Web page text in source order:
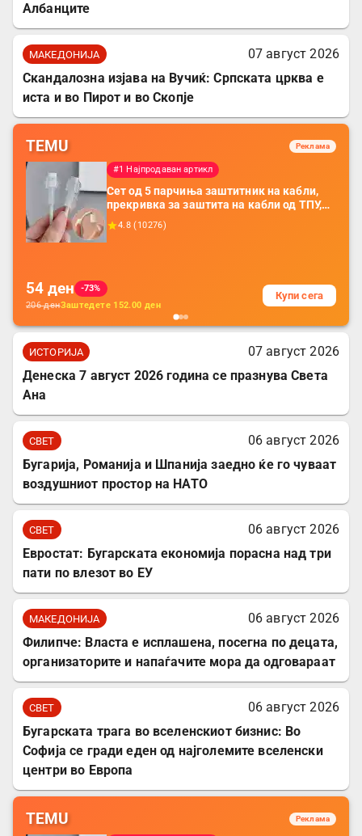
Албанците
МАКЕДОНИЈА
07 август 2026
Скандалозна изјава на Вучиќ: Српската црква е
иста и во Пирот и во Скопје
TEMU Реклама
#1 Најпродаван артикл
Сет од 5 парчиња заштитник на кабли,
прекривка за заштита на кабли од ТПУ,
додатоци за заштита на кабли, без
батерија, за мобилни телефони, комплет
4.8 ( 10276)
54 ден
-73%
206денЗаштедете 152.00 ден
Купи сега
ИСТОРИЈА
07 август 2026
Денеска 7 август 2026 година се празнува Света
Ана
СВЕТ
06 август 2026
Бугарија, Романија и Шпанија заедно ќе го чуваат
воздушниот простор на НАТО
СВЕТ
06 август 2026
Евростат: Бугарската економија порасна над три
пати по влезот во ЕУ
МАКЕДОНИЈА
06 август 2026
Филипче: Власта е исплашена, посегна по децата,
организаторите и напаѓачите мора да одговараат
СВЕТ
06 август 2026
Бугарската трага во вселенскиот бизнис: Во
Софија се гради еден од најголемите вселенски
центри во Европа
TEMU Реклама